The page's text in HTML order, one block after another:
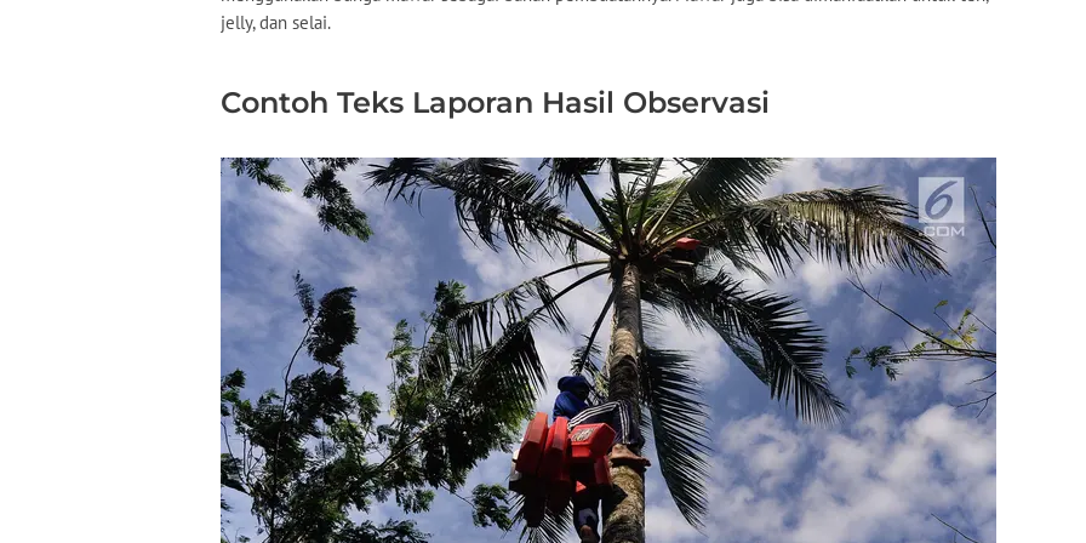
jelly, dan selai.
Contoh Teks Laporan Hasil Observasi